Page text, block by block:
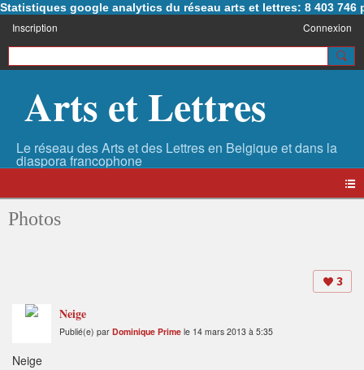
Statistiques google analytics du réseau arts et lettres: 8 403 746
Inscription Connexion
Arts et Lettres
Photos
3
Neige
Publié(e) par Dominique Prime le 14 mars 2013 à 5:35
Neige